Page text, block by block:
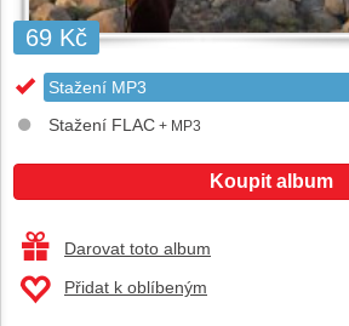
69 Kč
Stažení MP3
Stažení FLAC + MP3
Koupit album
Darovat toto album
Přidat k oblíbeným